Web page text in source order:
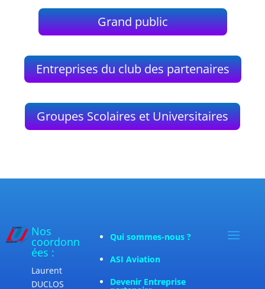
Grand public
Entreprises du club des partenaires
Groupes Scolaires et Universitaires
Nos
coordonn
ées :
Laurent
DUCLOS
Qui sommes-nous ?
ASI Aviation
Devenir Entreprise